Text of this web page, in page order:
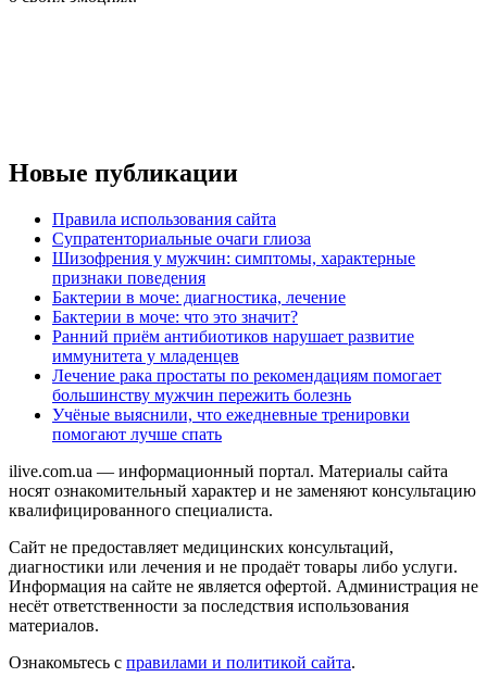
Новые публикации
Правила использования сайта
Супратенториальные очаги глиоза
Шизофрения у мужчин: симптомы, характерные
признаки поведения
Бактерии в моче: диагностика, лечение
Бактерии в моче: что это значит?
Ранний приём антибиотиков нарушает развитие
иммунитета у младенцев
Лечение рака простаты по рекомендациям помогает
большинству мужчин пережить болезнь
Учёные выяснили, что ежедневные тренировки
помогают лучше спать
ilive.com.ua — информационный портал. Материалы сайта
носят ознакомительный характер и не заменяют консультацию
квалифицированного специалиста.
Сайт не предоставляет медицинских консультаций,
диагностики или лечения и не продаёт товары либо услуги.
Информация на сайте не является офертой. Администрация не
несёт ответственности за последствия использования
материалов.
Ознакомьтесь с правилами и политикой сайта.